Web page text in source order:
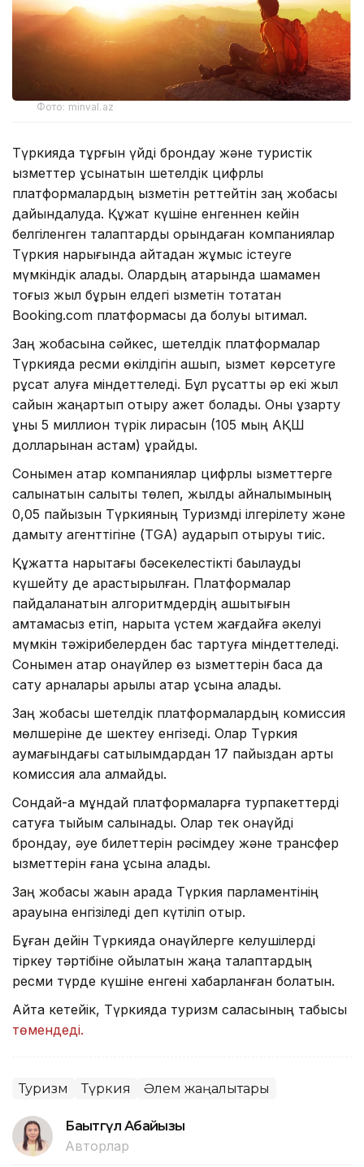
Фото: minval.az
Түркияда тұрғын үйді брондау және туристік
қызметтер ұсынатын шетелдік цифрлық
платформалардың қызметін реттейтін заң жобасы
дайындалуда. Құжат күшіне енгеннен кейін
белгіленген талаптарды орындаған компаниялар
Түркия нарығында қайтадан жұмыс істеуге
мүмкіндік алады. Олардың қатарында шамамен
тоғыз жыл бұрын елдегі қызметін тоқтатқан
Booking.com платформасы да болуы ықтимал.
Заң жобасына сәйкес, шетелдік платформалар
Түркияда ресми өкілдігін ашып, қызмет көрсетуге
рұқсат алуға міндеттеледі. Бұл рұқсатты әр екі жыл
сайын жаңартып отыру қажет болады. Оны ұзарту
құны 5 миллион түрік лирасын (105 мың АҚШ
долларынан астам) құрайды.
Сонымен қатар компаниялар цифрлық қызметтерге
салынатын салықты төлеп, жылдық айналымының
0,05 пайызын Түркияның Туризмді ілгерілету және
дамыту агенттігіне (TGA) аударып отыруы тиіс.
Құжатта нарықтағы бәсекелестікті бақылауды
күшейту де қарастырылған. Платформалар
пайдаланатын алгоритмдердің ашықтығын
қамтамасыз етіп, нарықта үстем жағдайға әкелуі
мүмкін тәжірибелерден бас тартуға міндеттеледі.
Сонымен қатар қонақүйлер өз қызметтерін басқа да
сату арналары арқылы қатар ұсына алады.
Заң жобасы шетелдік платформалардың комиссия
мөлшеріне де шектеу енгізеді. Олар Түркия
аумағындағы сатылымдардан 17 пайыздан артық
комиссия ала алмайды.
Сондай-ақ мұндай платформаларға турпакеттерді
сатуға тыйым салынады. Олар тек қонақүйді
брондау, әуе билеттерін рәсімдеу және трансфер
қызметтерін ғана ұсына алады.
Заң жобасы жақын арада Түркия парламентінің
қарауына енгізіледі деп күтіліп отыр.
Бұған дейін Түркияда қонақүйлерге келушілерді
тіркеу тәртібіне қойылатын жаңа талаптардың
ресми түрде күшіне енгені хабарланған болатын.
Айта кетейік, Түркияда туризм саласының табысы
төмендеді.
Туризм Түркия Әлем жаңалықтары
Бақытгүл Абайқызы
Авторлар